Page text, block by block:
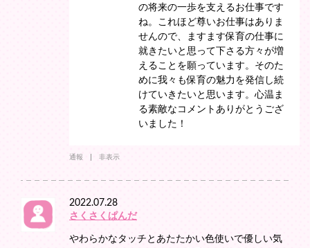
の将来の一歩を支えるお仕事です
ね。これほど尊いお仕事はありま
せんので、ますます保育の仕事に
就きたいと思って下さる方々が増
えることを願っています。そのた
めに我々も保育の魅力を発信し続
けていきたいと思います。心温ま
る素敵なコメントありがとうござ
いました！
通報 非表示
2022.07.28
さくさくぱんだ
やわらかなタッチとあたたかい色使いで優しい気